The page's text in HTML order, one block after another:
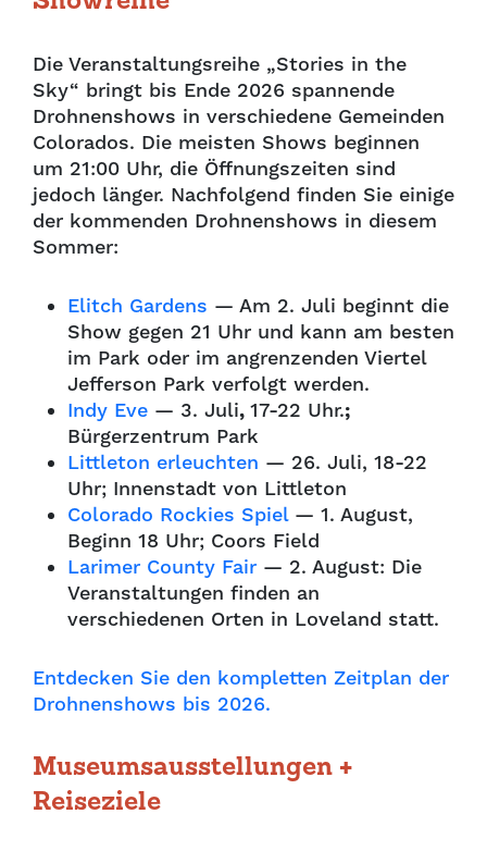
Die Veranstaltungsreihe „Stories in the
Sky“ bringt bis Ende 2026 spannende
Drohnenshows in verschiedene Gemeinden
Colorados. Die meisten Shows beginnen
um 21:00 Uhr, die Öffnungszeiten sind
jedoch länger. Nachfolgend finden Sie einige
der kommenden Drohnenshows in diesem
Sommer:
Elitch Gardens — Am 2. Juli beginnt die
Show gegen 21 Uhr und kann am besten
im Park oder im angrenzenden Viertel
Jefferson Park verfolgt werden.
Indy Eve — 3. Juli, 17-22 Uhr.;
Bürgerzentrum Park
Littleton erleuchten — 26. Juli, 18-22
Uhr; Innenstadt von Littleton
Colorado Rockies Spiel — 1. August,
Beginn 18 Uhr; Coors Field
Larimer County Fair — 2. August: Die
Veranstaltungen finden an
verschiedenen Orten in Loveland statt.
Entdecken Sie den kompletten Zeitplan der
Drohnenshows bis 2026.
Museumsausstellungen +
Reiseziele